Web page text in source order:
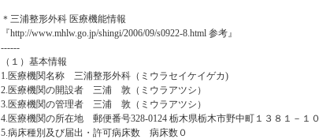
＊三浦整形外科 医療機能情報
『http://www.mhlw.go.jp/shingi/2006/09/s0922-8.html 参考』
------
（１）基本情報
1.医療機関名称 三浦整形外科（ミウラセイケイゲカ)
2.医療機関の開設者 三浦 敦（ミウラアツシ）
3.医療機関の管理者 三浦 敦（ミウラアツシ）
4.医療機関の所在地 郵便番号328-0124 栃木県栃木市野中町１３８１－１０
5.病床種別及び届出・許可病床数 病床数０